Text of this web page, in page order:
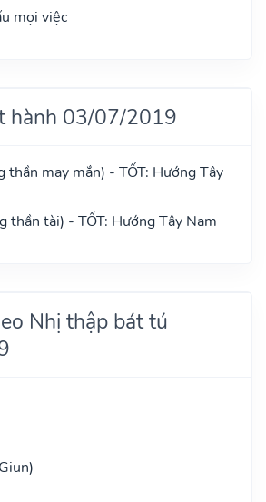
mọi việc
hành 03/07/2019
thần may mắn) - TỐT: Hướng Tây
thần tài) - TỐT: Hướng Tây Nam
Nhị thập bát tú